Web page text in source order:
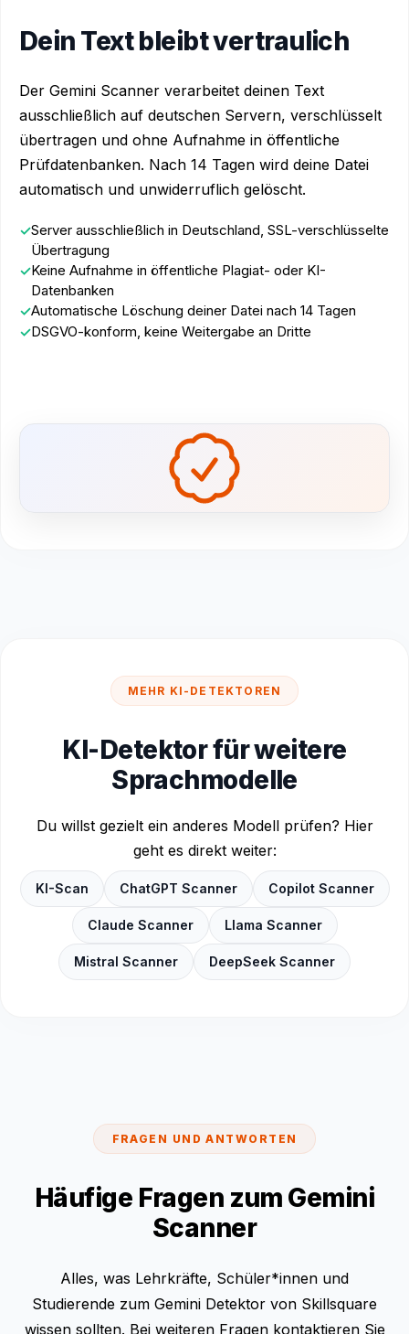
Dein Text bleibt vertraulich
Der Gemini Scanner verarbeitet deinen Text
ausschließlich auf deutschen Servern, verschlüsselt
übertragen und ohne Aufnahme in öffentliche
Prüfdatenbanken. Nach 14 Tagen wird deine Datei
automatisch und unwiderruflich gelöscht.
Server ausschließlich in Deutschland, SSL-verschlüsselte
Übertragung
Keine Aufnahme in öffentliche Plagiat- oder KI-
Datenbanken
Automatische Löschung deiner Datei nach 14 Tagen
DSGVO-konform, keine Weitergabe an Dritte
MEHR KI-DETEKTOREN
KI-Detektor für weitere
Sprachmodelle
Du willst gezielt ein anderes Modell prüfen? Hier
geht es direkt weiter:
KI-Scan ChatGPT Scanner Copilot Scanner
Claude Scanner Llama Scanner
Mistral Scanner DeepSeek Scanner
FRAGEN UND ANTWORTEN
Häufige Fragen zum Gemini
Scanner
Alles, was Lehrkräfte, Schüler*innen und
Studierende zum Gemini Detektor von Skillsquare
wissen sollten. Bei weiteren Fragen kontaktieren Sie